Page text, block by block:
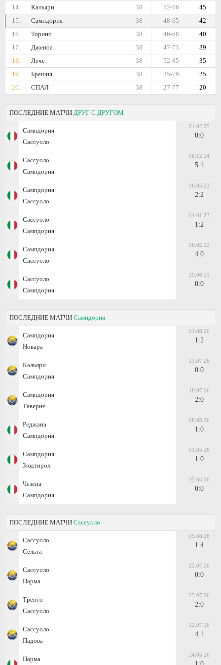
14.
Кальяри 45
52-56
38
15.
Сампдория 42
48-65
38
16.
Торино 40
46-68
38
17.
Дженоа 39
47-73
38
18.
Лече 35
52-85
38
19.
Брешия 25
35-79
38
20.
СПАЛ 20
27-77
38
ПОСЛЕДНИЕ МАТЧИ ДРУГ С ДРУГОМ
Сампдория
Сассуоло
21.02.25
0:0
Сассуоло
Сампдория
08.12.24
5:1
Сампдория
Сассуоло
26.05.23
2:2
Сассуоло
Сампдория
04.01.23
1:2
Сампдория
Сассуоло
06.02.22
4:0
Сассуоло
Сампдория
29.08.21
0:0
ПОСЛЕДНИЕ МАТЧИ Сампдория
Сампдория
Новара
01.08.26
1:2
Кальяри
Сампдория
23.07.26
0:0
Сампдория
Таверне
18.07.26
2:0
Реджана
Сампдория
08.05.26
1:0
Сампдория
Зюдтирол
01.05.26
1:0
Чезена
Сампдория
25.04.26
0:0
ПОСЛЕДНИЕ МАТЧИ Сассуоло
Сассуоло
Сельта
05.08.26
1:4
Сассуоло
Парма
25.07.26
0:0
Тренто
Сассуоло
25.07.26
2:0
Сассуоло
Падова
22.07.26
4:1
Парма
24.05.26